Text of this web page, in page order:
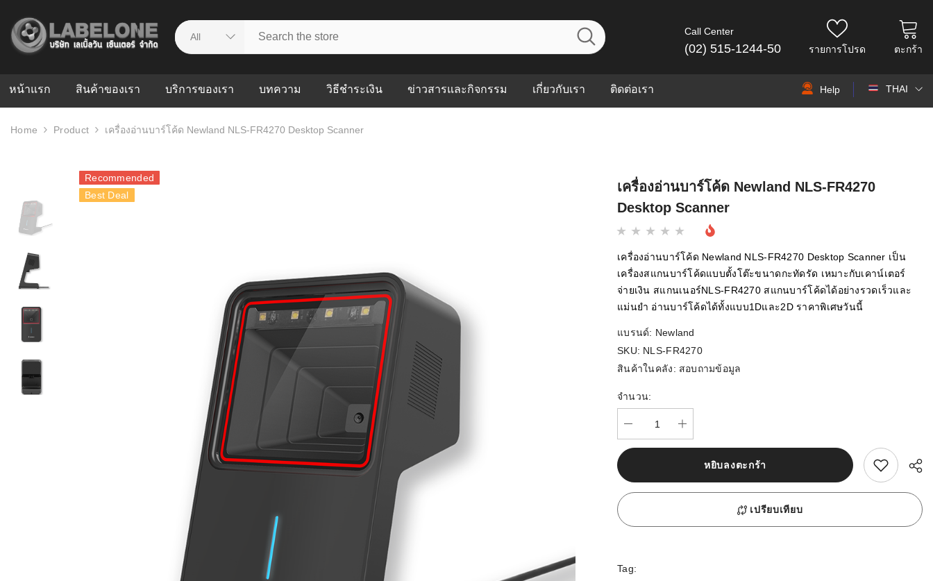
Call Center
(02) 515-1244-50 รายการโปรด ตะกร้า
หน้าแรก สินค้าของเรา บริการของเรา
ศูนย์รวมบริการ
บทความ
WMS คืออะไร? ระบบ
อย่างไร? ทำไมหลายธุรกิจ
ต้องใช้ร่วมกัน
ใช้ Excel คุมสต็อก กับใช้
WMS ต่างกันอย่างไร?
แบบไหนเหมาะกับธุรกิจที่
กำลังเติบโต
ขั้นตอนการทำงานของ
WMS ตั้งแต่รับสินค้า จัด
เก็บ หยิบ แพ็ก จนถึงจัดส่ง
Barcode, RFID และ
WMS สำหรับธุรกิจ 3PL,
ค้าส่ง และ E-Commerce:
ลดการหยิบผิด เพิ่ม
วิธีชำระเงิน ข่าวสารและกิจกรรม เกี่ยวกับเรา ติดต่อเรา Help THAI
Home Product เครื่องอ่านบาร์โค้ด Newland NLS-FR4270 Desktop Scanner
Recommended
Best Deal
เครื่องอ่านบาร์โค้ด Newland NLS-FR4270
Desktop Scanner
เครื่องอ่านบาร์โค้ด Newland NLS-FR4270 Desktop Scanner เป็น
เครื่องสแกนบาร์โค้ดแบบตั้งโต๊ะขนาดกะทัดรัด เหมาะกับเคาน์เตอร์
จ่ายเงิน สแกนเนอร์NLS-FR4270 สแกนบาร์โค้ดได้อย่างรวดเร็วและ
แม่นยำ อ่านบาร์โค้ดได้ทั้งแบบ1Dและ2D ราคาพิเศษวันนี้
แบรนด์: Newland
SKU: NLS-FR4270
สินค้าในคลัง: สอบถามข้อมูล
จำนวน:
หยิบลงตะกร้า สนใจสิ้นค้านี้
เปรียบเทียบ
Tag: